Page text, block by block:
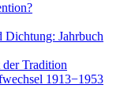
Dichtung: Jahrbuch
Tradition
1913−1953